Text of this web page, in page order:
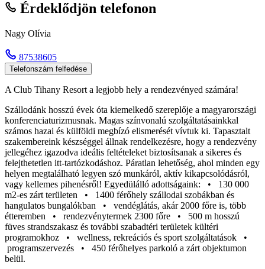
Érdeklődjön telefonon
Nagy Olívia
87538605
Telefonszám felfedése
A Club Tihany Resort a legjobb hely a rendezvényed számára!
Szállodánk hosszú évek óta kiemelkedő szereplője a magyarországi
konferenciaturizmusnak. Magas színvonalú szolgáltatásainkkal
számos hazai és külföldi megbízó elismerését vívtuk ki. Tapasztalt
szakembereink készséggel állnak rendelkezésre, hogy a rendezvény
jellegéhez igazodva ideális feltételeket biztosítsanak a sikeres és
felejthetetlen itt-tartózkodáshoz. Páratlan lehetőség, ahol minden egy
helyen megtalálható legyen szó munkáról, aktív kikapcsolódásról,
vagy kellemes pihenésről! Egyedülálló adottságaink: • 130 000
m2-es zárt területen • 1400 férőhely szállodai szobákban és
hangulatos bungalókban • vendéglátás, akár 2000 főre is, több
étteremben • rendezvénytermek 2300 főre • 500 m hosszú
füves strandszakasz és további szabadtéri területek kültéri
programokhoz • wellness, rekreációs és sport szolgáltatások •
programszervezés • 450 férőhelyes parkoló a zárt objektumon
belül.